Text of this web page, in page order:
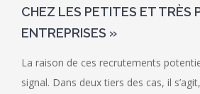
CHEZ LES PETITES ET TRÈS
ENTREPRISES »
La raison de ces recrutements
signal. Dans deux tiers des cas, il